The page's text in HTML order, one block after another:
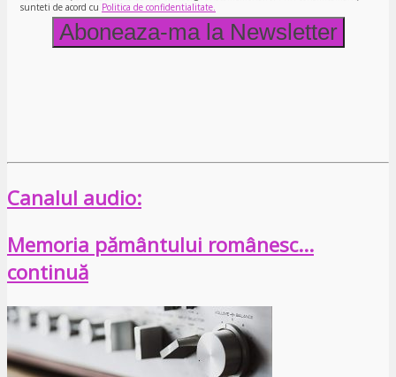
sunteti de acord cu Politica de confidentialitate.
Canalul audio:
Memoria pământului românesc…
continuă